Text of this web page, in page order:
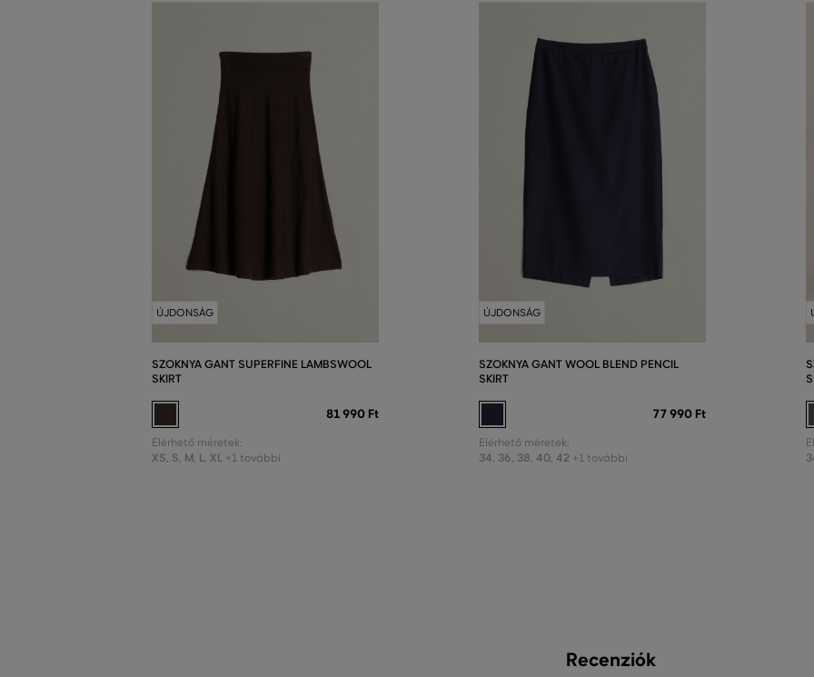
ÚJDONSÁG
SZOKNYA GANT SUPERFINE LAMBSWOOL
SKIRT
81 990 Ft
Elérhető méretek:
XS, S, M, L, XL +1 további
ÚJDONSÁG
SZOKNYA GANT WOOL BLEND PENCIL
SKIRT
77 990 Ft
Elérhető méretek:
34, 36, 38, 40, 42 +1 további
Recenziók